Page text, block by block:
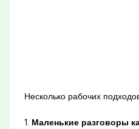
Несколько рабочих
1. Маленькие разговоры